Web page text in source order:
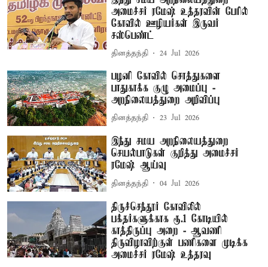
அமைச்சர் ரமேஷ் உத்தரவின் பேரில்
கோவில் ஊழியர்கள் இருவர்
சஸ்பெண்ட்
தினத்தந்தி 24 Jul 2026
பழனி கோவில் சொத்துகளை
பாதுகாக்க குழு அமைப்பு -
அறநிலையத்துறை அறிவிப்பு
தினத்தந்தி 23 Jul 2026
இந்து சமய அறநிலையத்துறை
செயல்பாடுகள் குறித்து அமைச்சர்
ரமேஷ் ஆய்வு
தினத்தந்தி 04 Jul 2026
திருச்செந்தூர் கோவிலில்
பக்தர்களுக்காக ரூ.1 கோடியில்
காத்திருப்பு அறை - ஆவணி
திருவிழாவிற்குள் பணிகளை முடிக்க
அமைச்சர் ரமேஷ் உத்தரவு